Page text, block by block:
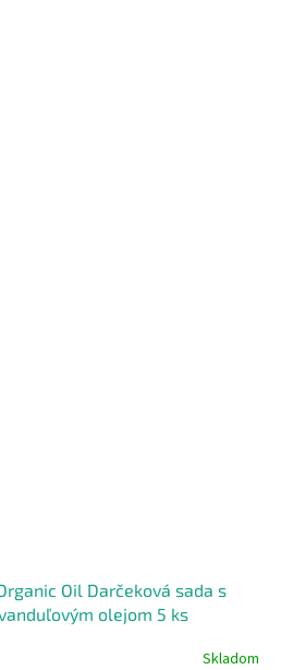
Oil Darčeková sada s
olejom 5 ks
Skladom